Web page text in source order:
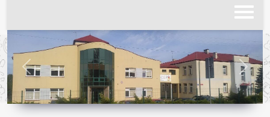
Previous Next